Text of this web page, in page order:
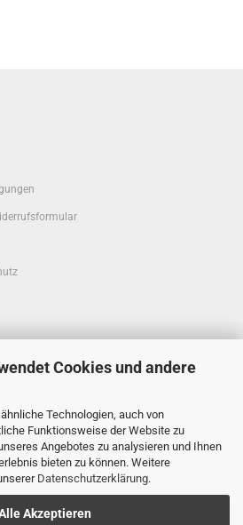
Cookies und andere
Technologien, auch von
Funktionsweise der Website zu
Angebotes zu analysieren und Ihnen
bieten zu können. Weitere
Datenschutzerklärung.
Akzeptieren